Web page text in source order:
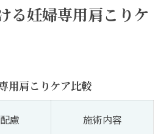
る妊婦専用肩こりケ
用肩こりケア比較
慮 施術内容